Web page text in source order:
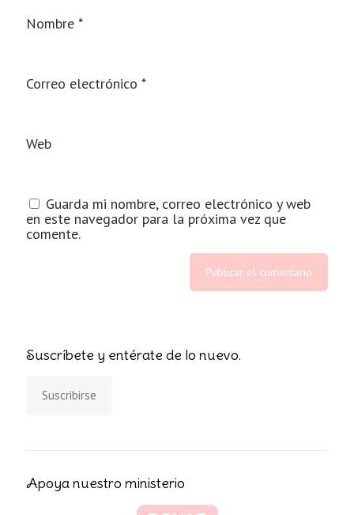
Nombre *
Correo electrónico *
Web
Guarda mi nombre, correo electrónico y web
en este navegador para la próxima vez que
comente.
Suscríbete y entérate de lo nuevo.
Suscribirse
Apoya nuestro ministerio